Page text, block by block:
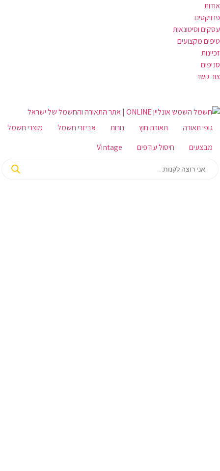
אודות
פרויקטים
עסקים וסיטונאות
טיפים מקצועים
זכיינות
סניפים
צור קשר
גופי תאורה תאורת חוץ נורות אביזרי חשמל
מוצרי חשמל
מבצעים
חיסול עודפים Vintage